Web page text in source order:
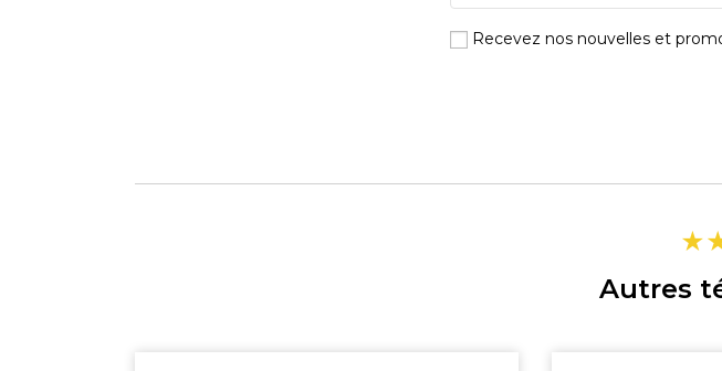
Recevez nos nouvelles et
Autres